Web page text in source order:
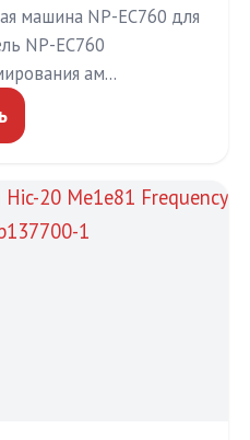
машина NP-EC760 для
NP-EC760
ам…